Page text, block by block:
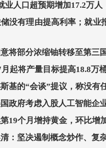
业人口超预期增加17.2万
没有理由提高利率；就
将部分浓缩铀转移至第三国
起将产量目标提高18.8万
基的“会谈”提议，称没有
政府考虑入股人工智能企
19个月增持黄金，环比增
：坚决遏制概念炒作、复